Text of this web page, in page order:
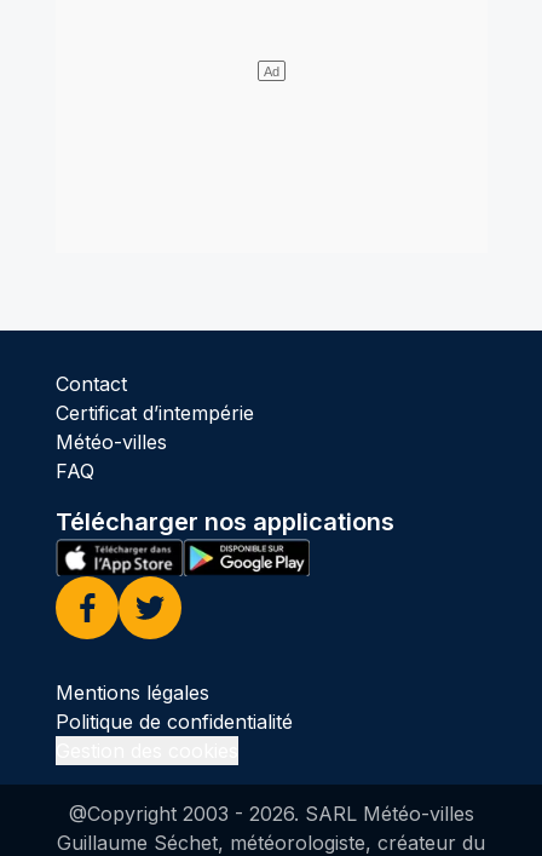
Contact
Certificat d’intempérie
Météo-villes
FAQ
Télécharger nos applications
Facebook
Twitter
Mentions légales
Politique de confidentialité
@Copyright 2003 - 2026. SARL Météo-villes
Guillaume Séchet, météorologiste, créateur du